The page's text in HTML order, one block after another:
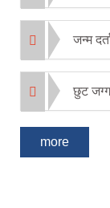
जन्म
छुट
more